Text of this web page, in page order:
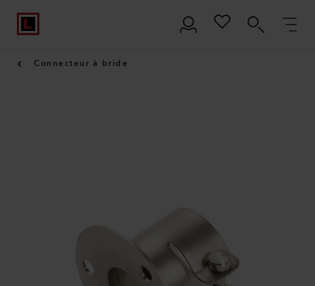
Connecteur à bride